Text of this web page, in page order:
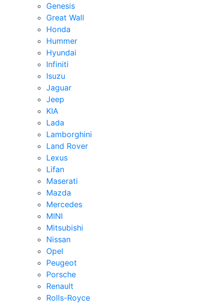
Genesis
Great Wall
Honda
Hummer
Hyundai
Infiniti
Isuzu
Jaguar
Jeep
KIA
Lada
Lamborghini
Land Rover
Lexus
Lifan
Maserati
Mazda
Mercedes
MINI
Mitsubishi
Nissan
Opel
Peugeot
Porsche
Renault
Rolls-Royce